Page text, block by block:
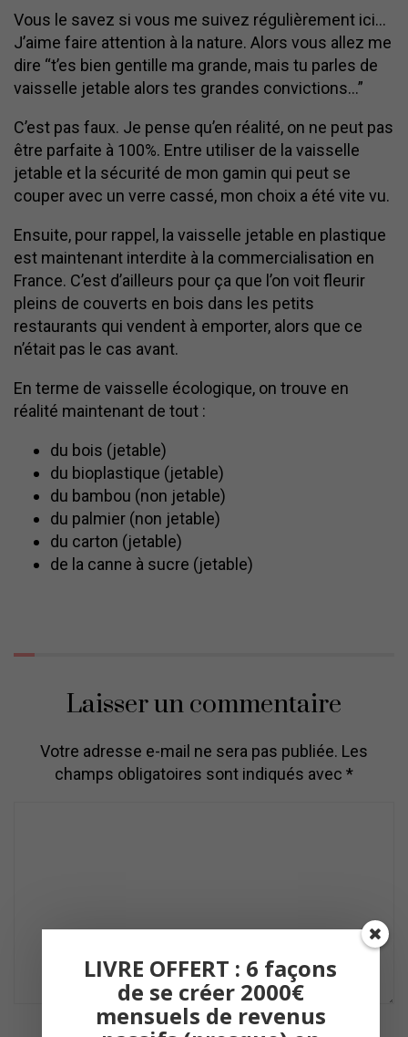
Vous le savez si vous me suivez régulièrement ici…
J’aime faire attention à la nature. Alors vous allez me
dire “t’es bien gentille ma grande, mais tu parles de
vaisselle jetable alors tes grandes convictions…”
C’est pas faux. Je pense qu’en réalité, on ne peut pas
être parfaite à 100%. Entre utiliser de la vaisselle
jetable et la sécurité de mon gamin qui peut se
couper avec un verre cassé, mon choix a été vite vu.
Ensuite, pour rappel, la vaisselle jetable en plastique
est maintenant interdite à la commercialisation en
France. C’est d’ailleurs pour ça que l’on voit fleurir
pleins de couverts en bois dans les petits
restaurants qui vendent à emporter, alors que ce
n’était pas le cas avant.
En terme de vaisselle écologique, on trouve en
réalité maintenant de tout :
du bois (jetable)
du bioplastique (jetable)
du bambou (non jetable)
du palmier (non jetable)
du carton (jetable)
de la canne à sucre (jetable)
Laisser un commentaire
Votre adresse e-mail ne sera pas publiée. Les
champs obligatoires sont indiqués avec *
LIVRE OFFERT : 6 façons
de se créer 2000€
mensuels de revenus